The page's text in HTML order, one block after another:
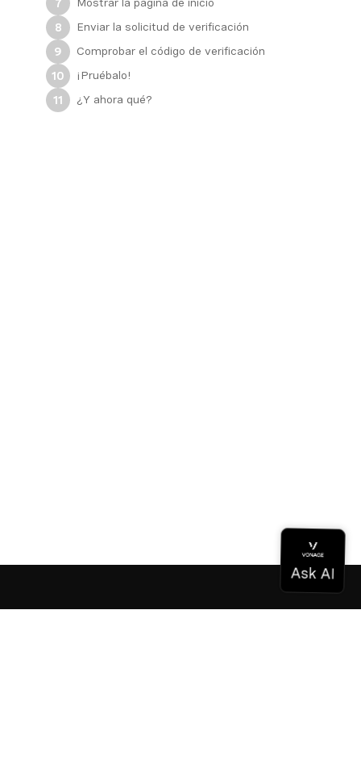
7
8
Enviar la solicitud de verificación
9
Comprobar el código de verificación
10
¡Pruébalo!
11
¿Y ahora qué?